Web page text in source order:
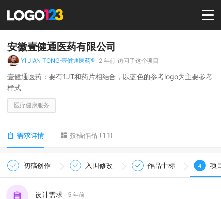
首页
选择套餐→
商标版权
LOGO
安徽壹健通医药有限公司
YI JIAN TONG·壹健通医药® 2 年前 访问了这个项目
壹健通医药：要有1JT和药片相结合，以蓝色的参考logo为主要参考
样式
医疗健康服务
需求详情 投稿作品 (11 )
初稿创作 入围修改 作品中标 4 项
设计需求 5 年前